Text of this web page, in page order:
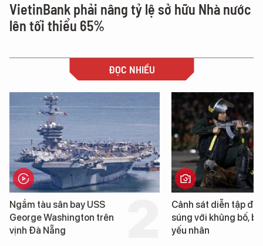
VietinBank phải nâng tỷ lệ sở hữu Nhà nước
lên tối thiểu 65%
ĐỌC NHIỀU
Cảnh sát diễn tập đấu
súng với khủng bố, bảo vệ
yếu nhân
Cận cảnh chiến hạm
tống tàu sân bay USS
George Washington